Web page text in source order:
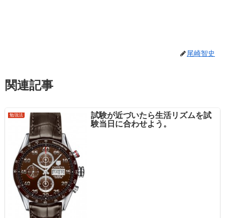
尾崎智史
関連記事
勉強法
試験が近づいたら生活リズムを試
験当日に合わせよう。